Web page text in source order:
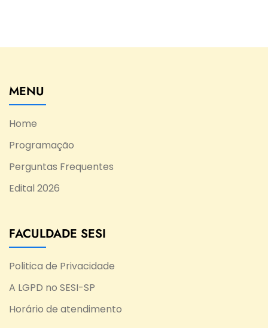
MENU
Home
Programação
Perguntas Frequentes
Edital 2026
FACULDADE SESI
Politica de Privacidade
A LGPD no SESI-SP
Horário de atendimento